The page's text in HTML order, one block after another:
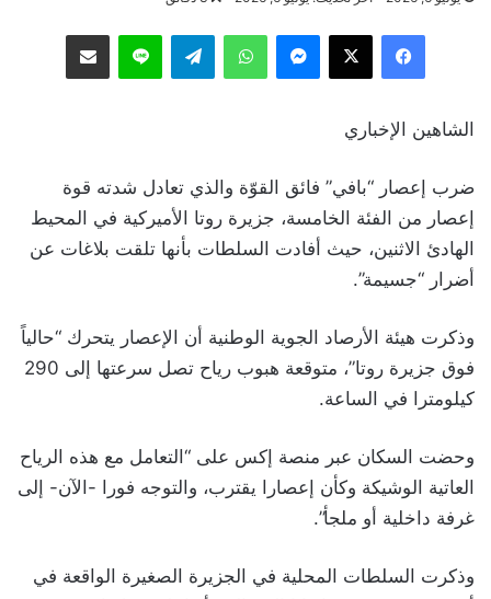
فيسبوك ‫X ماسنجر واتساب تيلقرام لاين مشاركة عبر البريد
الشاهين الإخباري
ضرب إعصار “بافي” فائق القوّة والذي تعادل شدته قوة
إعصار من الفئة الخامسة، جزيرة روتا الأميركية في المحيط
الهادئ الاثنين، حيث أفادت السلطات بأنها تلقت بلاغات عن
أضرار “جسيمة”.
وذكرت هيئة الأرصاد الجوية الوطنية أن الإعصار يتحرك “حالياً
فوق جزيرة روتا”، متوقعة هبوب رياح تصل سرعتها إلى 290
كيلومترا في الساعة.
وحضت السكان عبر منصة إكس على “التعامل مع هذه الرياح
العاتية الوشيكة وكأن إعصارا يقترب، والتوجه فورا -الآن- إلى
غرفة داخلية أو ملجأ”.
وذكرت السلطات المحلية في الجزيرة الصغيرة الواقعة في